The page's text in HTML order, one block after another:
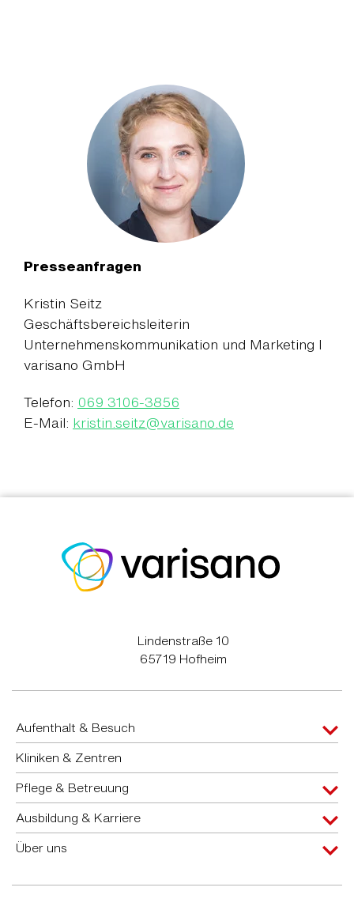
Presseanfragen
Kristin Seitz
Geschäftsbereichsleiterin
Unternehmenskommunikation und Marketing I
varisano GmbH
Telefon: 069 3106-3856
E-Mail: kristin.seitz@varisano.de
Lindenstraße 10
65719 Hofheim
Aufenthalt & Besuch
Kliniken & Zentren
Pflege & Betreuung
Ausbildung & Karriere
Über uns